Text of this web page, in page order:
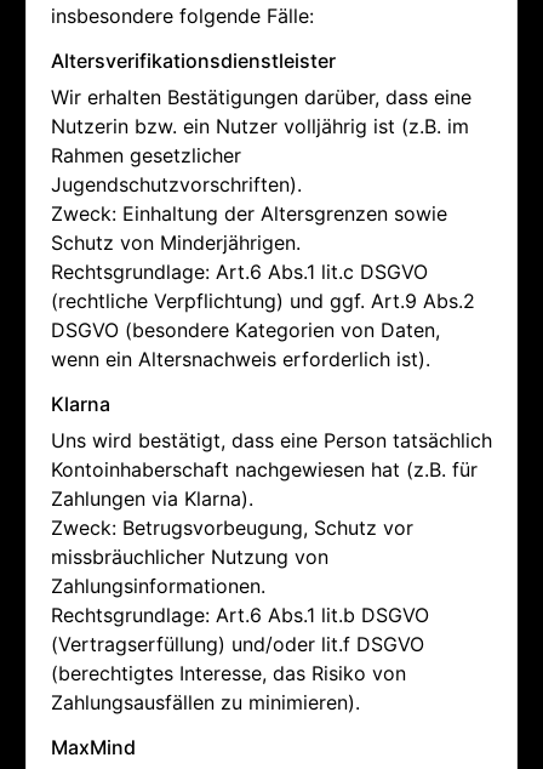
insbesondere folgende Fälle:
Altersverifikationsdienstleister
Wir erhalten Bestätigungen darüber, dass eine
Nutzerin bzw. ein Nutzer volljährig ist (z.B. im
Rahmen gesetzlicher
Jugendschutzvorschriften).
Zweck: Einhaltung der Altersgrenzen sowie
Schutz von Minderjährigen.
Rechtsgrundlage: Art.6 Abs.1 lit.c DSGVO
(rechtliche Verpflichtung) und ggf. Art.9 Abs.2
DSGVO (besondere Kategorien von Daten,
wenn ein Altersnachweis erforderlich ist).
Klarna
Uns wird bestätigt, dass eine Person tatsächlich
Kontoinhaberschaft nachgewiesen hat (z.B. für
Zahlungen via Klarna).
Zweck: Betrugsvorbeugung, Schutz vor
missbräuchlicher Nutzung von
Zahlungsinformationen.
Rechtsgrundlage: Art.6 Abs.1 lit.b DSGVO
(Vertragserfüllung) und/oder lit.f DSGVO
(berechtigtes Interesse, das Risiko von
Zahlungsausfällen zu minimieren).
MaxMind